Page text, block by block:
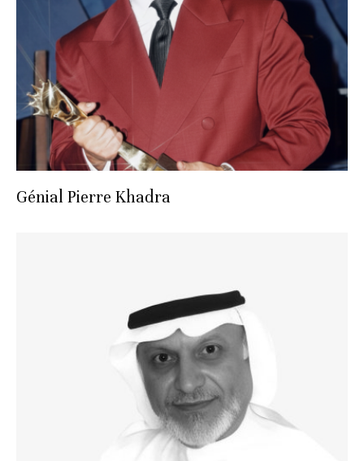
Génial Pierre Khadra